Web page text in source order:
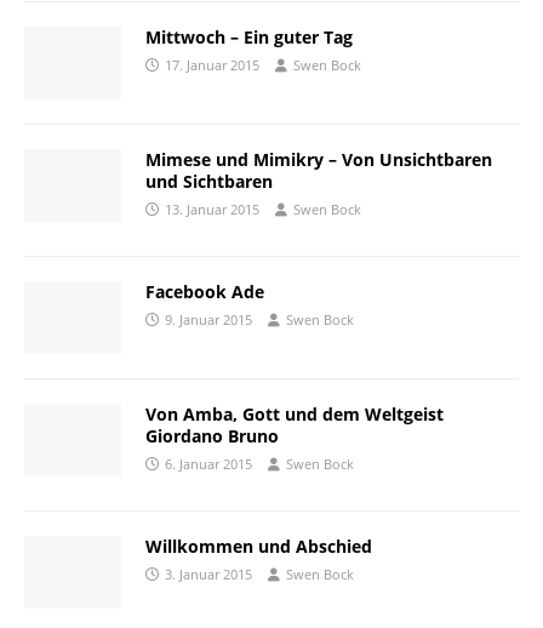
Mittwoch – Ein guter Tag
17. Januar 2015 Swen Bock
Mimese und Mimikry – Von Unsichtbaren
und Sichtbaren
13. Januar 2015 Swen Bock
Facebook Ade
9. Januar 2015 Swen Bock
Von Amba, Gott und dem Weltgeist
Giordano Bruno
6. Januar 2015 Swen Bock
Willkommen und Abschied
3. Januar 2015 Swen Bock